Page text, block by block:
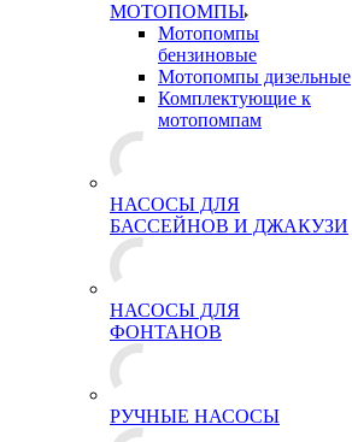
МОТОПОМПЫ
Мотопомпы
бензиновые
Мотопомпы дизельные
Комплектующие к
мотопомпам
НАСОСЫ ДЛЯ
БАССЕЙНОВ И ДЖАКУЗИ
НАСОСЫ ДЛЯ
ФОНТАНОВ
РУЧНЫЕ НАСОСЫ